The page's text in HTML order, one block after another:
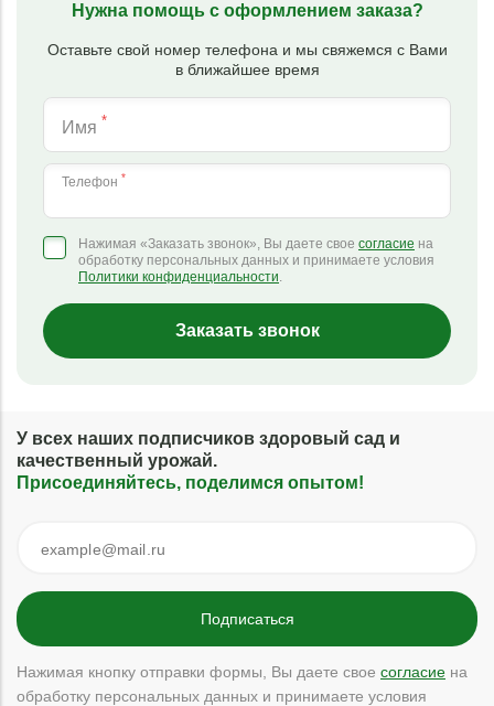
Нужна помощь с оформлением заказа?
Оставьте свой номер телефона и мы свяжемся с Вами
в ближайшее время
Имя *
Телефон *
Нажимая «Заказать звонок», Вы даете свое согласие на
обработку персональных данных и принимаете условия
Политики конфиденциальности.
Заказать звонок
У всех наших подписчиков здоровый сад и
качественный урожай.
Присоединяйтесь, поделимся опытом!
Нажимая кнопку отправки формы, Вы даете свое согласие на
обработку персональных данных и принимаете условия